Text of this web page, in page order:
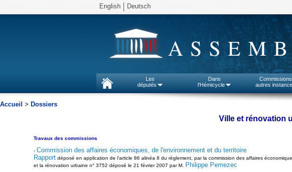
English Deutsch
Les
députés
Dans
l'Hémicycle
autres
Accueil > Dossiers
Ville et rénovation
Travaux des commissions
- Commission des affaires économiques, de l'environnement et du territoire
Rapportdéposé en application de l'article 86 alinéa 8 du règlement, par la commission des affaires
et la rénovation urbaine n° 3752 déposé le 21 février 2007 par M.
Philippe Pemezec